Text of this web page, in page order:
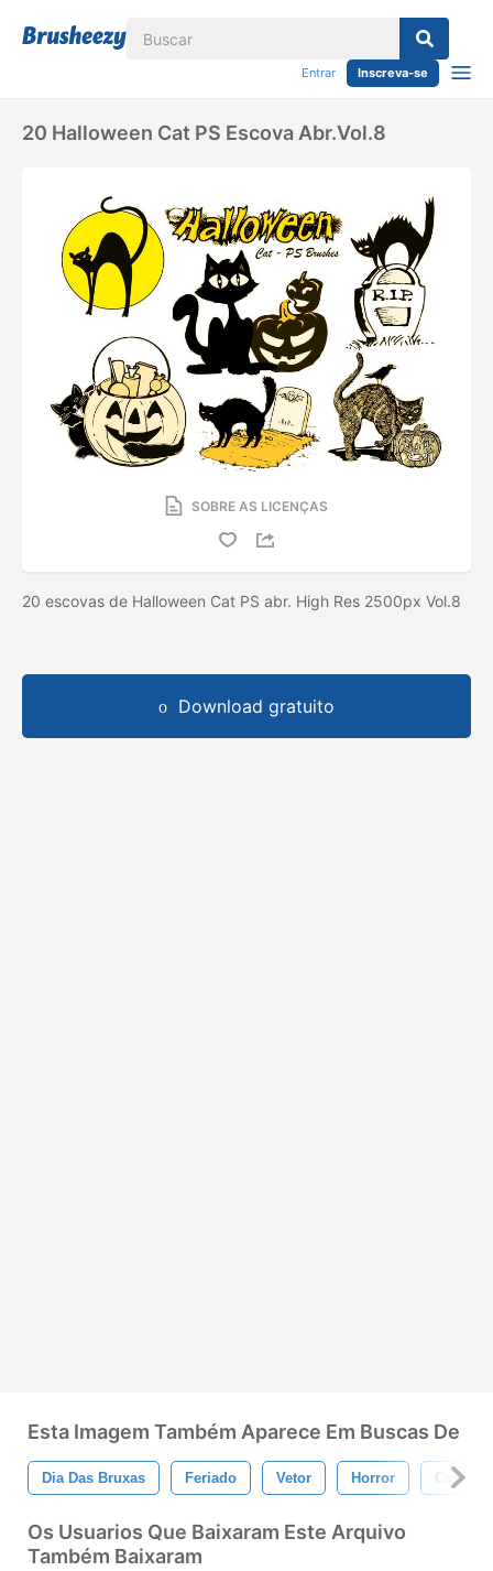
Entrar Inscreva-se
20 Halloween Cat PS Escova Abr.Vol.8
SOBRE AS LICENÇAS
20 escovas de Halloween Cat PS abr. High Res 2500px Vol.8
Download gratuito
Esta Imagem Também Aparece Em Buscas De
Dia Das Bruxas Feriado Vetor Horror Caixa
Os Usuarios Que Baixaram Este Arquivo
Também Baixaram